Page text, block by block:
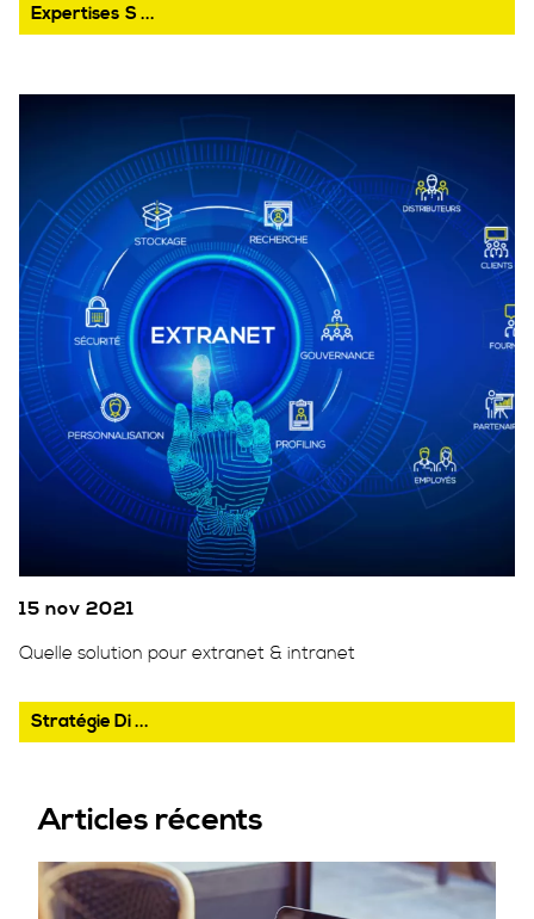
Expertises S ...
15 nov 2021
Quelle solution pour extranet & intranet
Stratégie Di ...
Articles récents